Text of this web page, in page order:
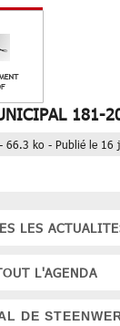
181-
66.3 ko - Publié le 16
LES
L'AGENDA
DE